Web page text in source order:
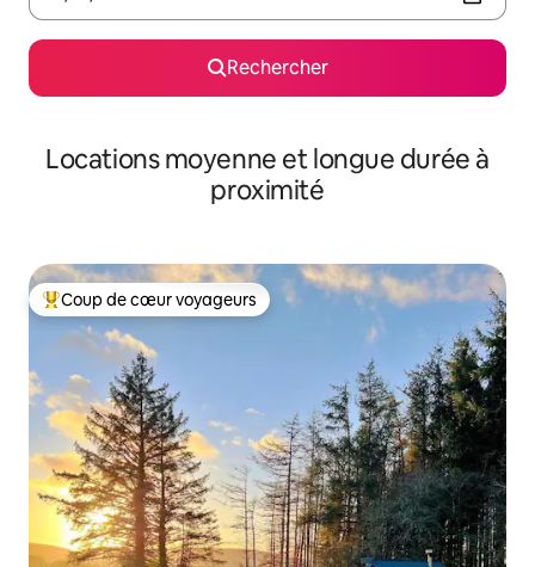
Rechercher
Locations moyenne et longue durée à
proximité
Coups de cœur voyageurs les plus appréciés
Coup de cœur voyageurs